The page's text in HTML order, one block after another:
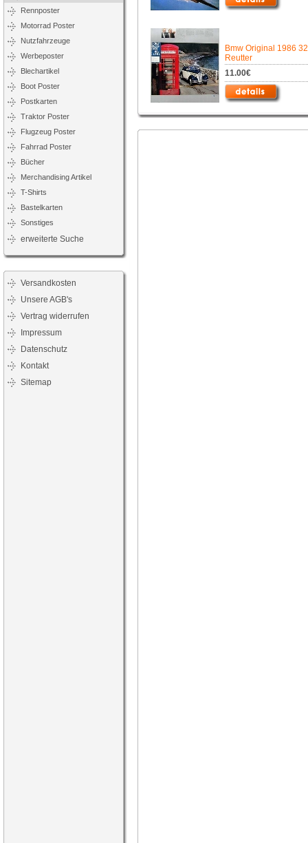
Rennposter
Motorrad Poster
Nutzfahrzeuge
Werbeposter
Blechartikel
Boot Poster
Postkarten
Traktor Poster
Flugzeug Poster
Fahrrad Poster
Bücher
Merchandising Artikel
T-Shirts
Bastelkarten
Sonstiges
erweiterte Suche
Versandkosten
Unsere AGB's
Vertrag widerrufen
Impressum
Datenschutz
Kontakt
Sitemap
Bmw Original 1986
Reutter
11.00€